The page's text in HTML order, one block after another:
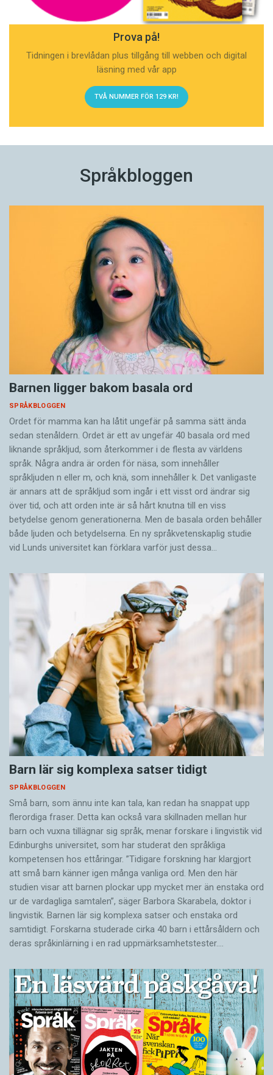
Prova på!
Tidningen i brevlådan plus tillgång till webben och digital
läsning med vår app
TVÅ NUMMER FÖR 129 KR!
Språkbloggen
Barnen ligger bakom basala ord
SPRÅKBLOGGEN
Ordet för mamma kan ha låtit ungefär på samma sätt ända
sedan stenåldern. Ordet är ett av ungefär 40 basala ord med
liknande språkljud, som återkommer i de flesta av världens
språk. Några andra är orden för näsa, som innehåller
språkljuden n eller m, och knä, som innehåller k. Det vanligaste
är annars att de språkljud som ingår i ett visst ord ändrar sig
över tid, och att orden inte är så hårt knutna till en viss
betydelse genom generationerna. Men de basala orden behåller
både ljuden och betydelserna. En ny språkvetenskaplig studie
vid Lunds universitet kan förklara varför just dessa…
Barn lär sig komplexa satser tidigt
SPRÅKBLOGGEN
Små barn, som ännu inte kan tala, kan redan ha snappat upp
flerordiga fraser. Detta kan också vara skillnaden mellan hur
barn och vuxna tillägnar sig språk, menar forskare i lingvistik vid
Edinburghs universitet, som har studerat den språkliga
kompetensen hos ettåringar. ”Tidigare forskning har klargjort
att små barn känner igen många vanliga ord. Men den här
studien visar att barnen plockar upp mycket mer än enstaka ord
ur de vardagliga samtalen”, säger Barbora Skarabela, doktor i
lingvistik. Barnen lär sig komplexa satser och enstaka ord
samtidigt. Forskarna studerade cirka 40 barn i ettårsåldern och
deras språkinlärning i en rad uppmärksamhetstester.…